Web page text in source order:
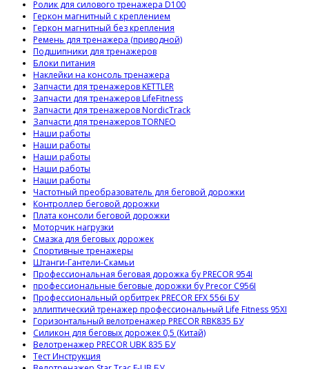
Ролик для силового тренажера D100
Геркон магнитный с креплением
Геркон магнитный без крепления
Ремень для тренажера (приводной)
Подшипники для тренажеров
Блоки питания
Наклейки на консоль тренажера
Запчасти для тренажеров KETTLER
Запчасти для тренажеров LifeFitness
Запчасти для тренажеров NordicTrack
Запчасти для тренажеров TORNEO
Наши работы
Наши работы
Наши работы
Наши работы
Наши работы
Частотный преобразователь для беговой дорожки
Контроллер беговой дорожки
Плата консоли беговой дорожки
Моторчик нагрузки
Смазка для беговых дорожек
Спортивные тренажеры
Штанги-Гантели-Скамьи
Профессиональная беговая дорожка бу PRECOR 954I
профессиональные беговые дорожки бу Precor C956I
Профессиональный орбитрек PRECOR EFX 556i БУ
эллиптический тренажер профессиональный Life Fitness 95XI
Горизонтальный велотренажер PRECOR RBK835 БУ
Силикон для беговых дорожек 0,5 (Китай)
Велотренажер PRECOR UBK 835 БУ
Тест Инструкция